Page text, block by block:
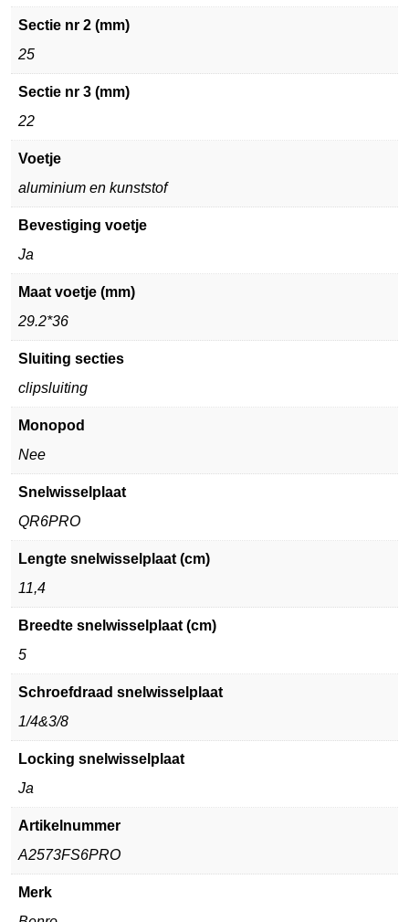
Sectie nr 2 (mm)
25
Sectie nr 3 (mm)
22
Voetje
aluminium en kunststof
Bevestiging voetje
Ja
Maat voetje (mm)
29.2*36
Sluiting secties
clipsluiting
Monopod
Nee
Snelwisselplaat
QR6PRO
Lengte snelwisselplaat (cm)
11,4
Breedte snelwisselplaat (cm)
5
Schroefdraad snelwisselplaat
1/4&3/8
Locking snelwisselplaat
Ja
Artikelnummer
A2573FS6PRO
Merk